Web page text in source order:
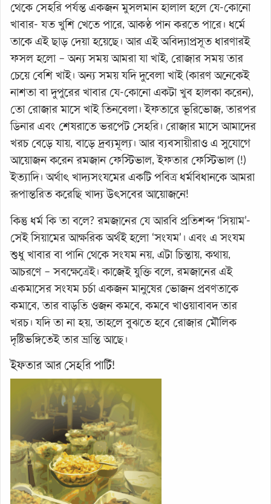
থেকে সেহরি পর্যন্ত একজন মুসলমান হালাল হলে যে-কোনো
খাবার- যত খুশি খেতে পারে, আকণ্ঠ পান করতে পারে। ধর্মে
তাকে এই ছাড় দেয়া হয়েছে। আর এই অবিদ্যাপ্রসূত ধারণারই
ফসল হলো – অন্য সময় আমরা যা খাই, রোজার সময় তার
চেয়ে বেশি খাই। অন্য সময় যদি দুবেলা খাই (কারণ অনেকেই
নাশতা বা দুপুরের খাবার যে-কোনো একটা খুব হালকা করেন),
তো রোজার মাসে খাই তিনবেলা। ইফতারে ভূরিভোজ, তারপর
ডিনার এবং শেষরাতে ভরপেট সেহরি। রোজার মাসে আমাদের
খরচ বেড়ে যায়, বাড়ে দ্রব্যমূল্য। আর ব্যবসায়ীরাও এ সুযোগে
আয়োজন করেন রমজান ফেস্টিভাল, ইফতার ফেস্টিভাল (!)
ইত্যাদি। অর্থাৎ খাদ্যসংযমের একটি পবিত্র ধর্মবিধানকে আমরা
রূপান্তরিত করেছি খাদ্য উৎসবের আয়োজনে!
কিন্তু ধর্ম কি তা বলে? রমজানের যে আরবি প্রতিশব্দ ‘সিয়াম’-
সেই সিয়ামের আক্ষরিক অর্থই হলো ‘সংযম’। এবং এ সংযম
শুধু খাবার বা পানি থেকে সংযম নয়, এটা চিন্তায়, কথায়,
আচরণে – সবক্ষেত্রেই। কাজেই যুক্তি বলে, রমজানের এই
একমাসের সংযম চর্চা একজন মানুষের ভোজন প্রবণতাকে
কমাবে, তার বাড়তি ওজন কমবে, কমবে খাওয়াবাবদ তার
খরচ। যদি তা না হয়, তাহলে বুঝতে হবে রোজার মৌলিক
দৃষ্টিভঙ্গিতেই তার ভ্রান্তি আছে।
ইফতার আর সেহরি পার্টি!